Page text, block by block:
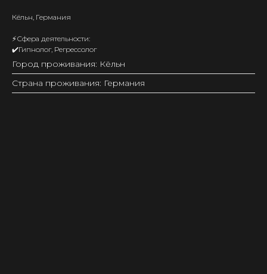
Кёльн, Германия
⚡️Сфера деятельности:
✔️Гипнолог, Регрессолог
Город проживания: Кёльн
Страна проживания: Германия